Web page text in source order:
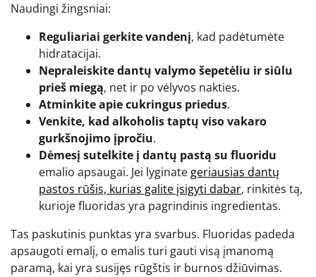
Naudingi žingsniai:
Reguliariai gerkite vandenį, kad padėtumėte
hidratacijai.
Nepraleiskite dantų valymo šepetėliu ir siūlu
prieš miegą, net ir po vėlyvos nakties.
Atminkite apie cukringus priedus.
Venkite, kad alkoholis taptų viso vakaro
gurkšnojimo įpročiu.
Dėmesį sutelkite į dantų pastą su fluoridu
emalio apsaugai. Jei lyginate geriausias dantų
pastos rūšis, kurias galite įsigyti dabar, rinkitės tą,
kurioje fluoridas yra pagrindinis ingredientas.
Tas paskutinis punktas yra svarbus. Fluoridas padeda
apsaugoti emalį, o emalis turi gauti visą įmanomą
paramą, kai yra susijęs rūgštis ir burnos džiūvimas.